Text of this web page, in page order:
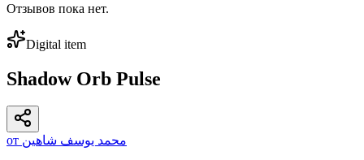
Отзывов пока нет.
Digital item
Shadow Orb Pulse
от محمد يوسف شاهين